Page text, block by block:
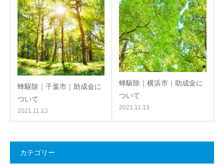
蜂駆除｜千葉市｜助成金に
ついて
2021.11.13
蜂駆除｜横浜市｜助成金に
ついて
2021.11.13
カテゴリー